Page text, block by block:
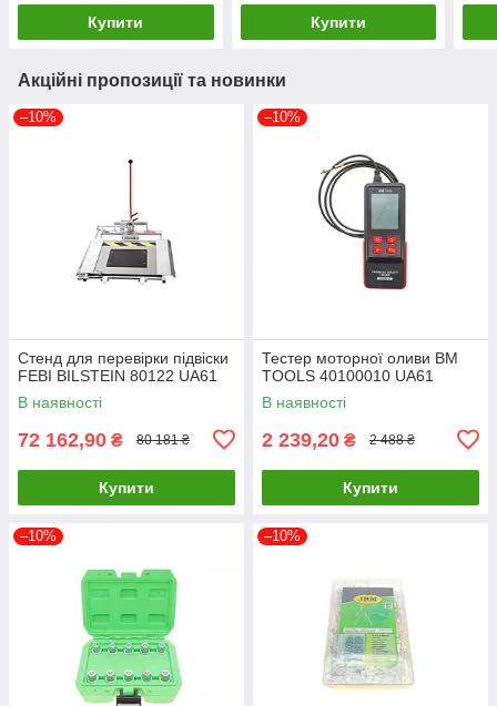
Купити Купити
Акційні пропозиції та новинки
–10%
Стенд для перевірки підвіски
FEBI BILSTEIN 80122 UA61
В наявності
72 162,90 ₴ 80 181 ₴
Купити
–10%
Тестер моторної оливи BM
TOOLS 40100010 UA61
В наявності
2 239,20 ₴ 2 488 ₴
Купити
–10% –10%